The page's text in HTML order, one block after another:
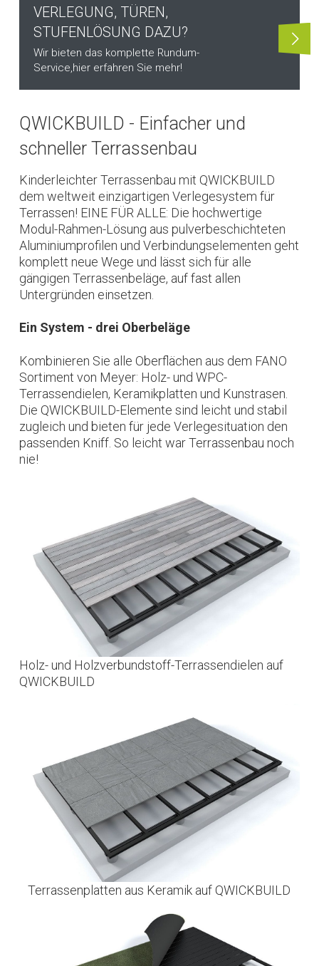
VERLEGUNG, TÜREN,
STUFENLÖSUNG DAZU?
Wir bieten das komplette Rundum-
Service,hier erfahren Sie mehr!
QWICKBUILD - Einfacher und
schneller Terrassenbau
Kinderleichter Terrassenbau mit QWICKBUILD
dem weltweit einzigartigen Verlegesystem für
Terrassen! EINE FÜR ALLE: Die hochwertige
Modul-Rahmen-Lösung aus pulverbeschichteten
Aluminiumprofilen und Verbindungselementen geht
komplett neue Wege und lässt sich für alle
gängigen Terrassenbeläge, auf fast allen
Untergründen einsetzen.
Ein System - drei Oberbeläge
Kombinieren Sie alle Oberflächen aus dem FANO
Sortiment von Meyer: Holz- und WPC-
Terrassendielen, Keramikplatten und Kunstrasen.
Die QWICKBUILD-Elemente sind leicht und stabil
zugleich und bieten für jede Verlegesituation den
passenden Kniff. So leicht war Terrassenbau noch
nie!
Holz- und Holzverbundstoff-Terrassendielen auf
QWICKBUILD
Terrassenplatten aus Keramik auf QWICKBUILD